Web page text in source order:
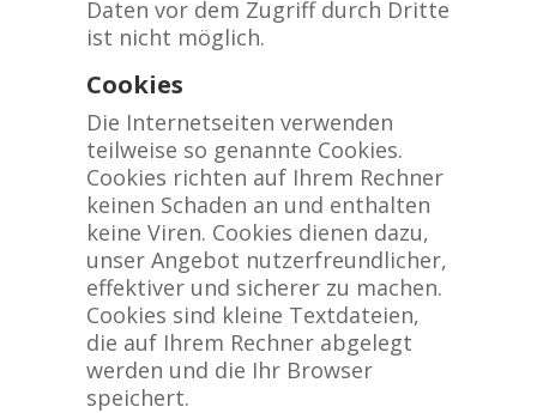
Daten vor dem Zugriff durch Dritte
ist nicht möglich.
Cookies
Die Internetseiten verwenden
teilweise so genannte Cookies.
Cookies richten auf Ihrem Rechner
keinen Schaden an und enthalten
keine Viren. Cookies dienen dazu,
unser Angebot nutzerfreundlicher,
effektiver und sicherer zu machen.
Cookies sind kleine Textdateien,
die auf Ihrem Rechner abgelegt
werden und die Ihr Browser
speichert.